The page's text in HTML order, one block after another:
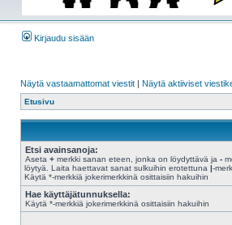
Kirjaudu sisään
Näytä vastaamattomat viestit | Näytä aktiiviset
Etusivu
Etsi avainsanoja:
Aseta + merkki sanan eteen, jonka on löydyttävä ja -
löytyä. Laita haettavat sanat sulkuihin erotettuna |-
Käytä *-merkkiä jokerimerkkinä osittaisiin hakuihin
Hae käyttäjätunnuksella:
Käytä *-merkkiä jokerimerkkinä osittaisiin hakuihin